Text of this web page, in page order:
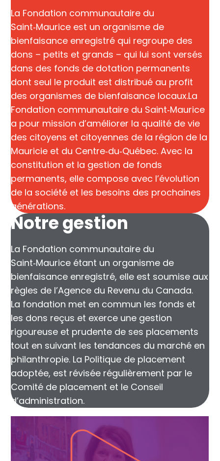
La Fondation communautaire du
Saint‑Maurice est un organisme de
bienfaisance enregistré qui regroupe des
dons – petits et grands – qui lui sont versés
dans des fonds de dotation permanents
dont seul le produit est distribué au profit
des organismes de bienfaisance locaux. ​ La
Fondation communautaire du Saint‑Maurice
a pour mission d’améliorer la qualité de vie
des citoyens et citoyennes de la région de la
Mauricie et du Centre‑du‑Québec. Avec la
constitution et la gestion de fonds
permanents, elle compose avec l’évolution
de la société et les besoins des prochaines
générations.
Notre gestion
La Fondation communautaire du
Saint‑Maurice étant un organisme de
bienfaisance enregistré, elle est soumise aux
règles de l’Agence du Revenu du Canada.
La fondation met en commun les fonds et
les dons reçus et exerce une gestion
rigoureuse et prudente de ses placements
tout en suivant les tendances du marché en
philanthropie. La Politique de placement
adoptée, est révisée régulièrement par le
Comité de placement et le Conseil
d’administration.